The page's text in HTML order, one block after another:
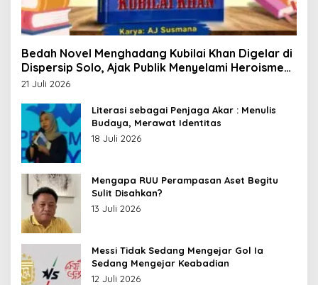
Bedah Novel Menghadang Kubilai Khan Digelar di
Dispersip Solo, Ajak Publik Menyelami Heroisme
Leluhur Nusantara
21 Juli 2026
Literasi sebagai Penjaga Akar : Menulis
Budaya, Merawat Identitas
18 Juli 2026
Mengapa RUU Perampasan Aset Begitu
Sulit Disahkan?
13 Juli 2026
Messi Tidak Sedang Mengejar Gol Ia
Sedang Mengejar Keabadian
12 Juli 2026